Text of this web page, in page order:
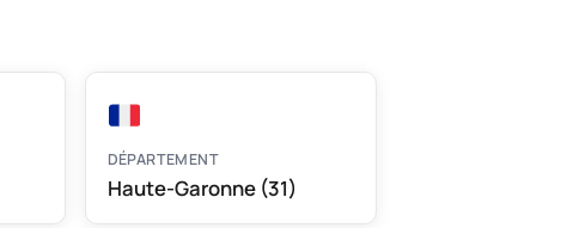
DÉPARTEMENT
Haute-Garonne (31)